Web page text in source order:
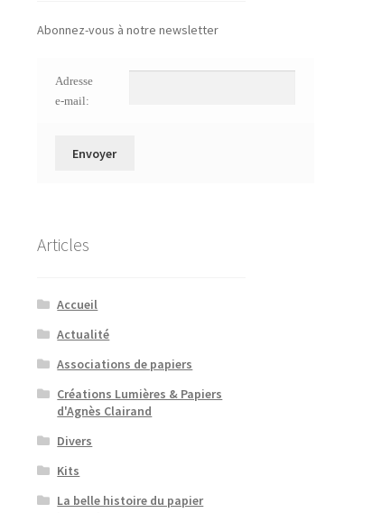
Abonnez-vous à notre newsletter
Adresse
e-mail:
Articles
Accueil
Actualité
Associations de papiers
Créations Lumières & Papiers
d'Agnès Clairand
Divers
Kits
La belle histoire du papier